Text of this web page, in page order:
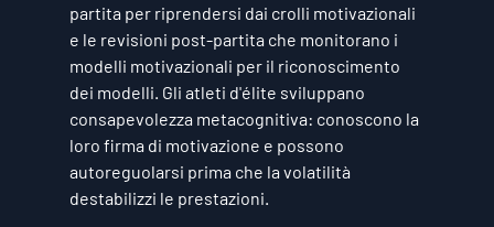
partita per riprendersi dai crolli motivazionali
e le revisioni post-partita che monitorano i
modelli motivazionali per il riconoscimento
dei modelli. Gli atleti d'élite sviluppano
consapevolezza metacognitiva: conoscono la
loro firma di motivazione e possono
autoreguolarsi prima che la volatilità
destabilizzi le prestazioni.